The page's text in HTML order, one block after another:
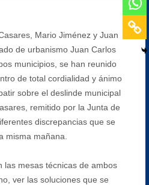
Mario Jiménez y Juan
de urbanismo Juan Carlos
municipios, se han reunido
de total cordialidad y ánimo
sobre el deslinde municipal
remitido por la Junta de
discrepancias que se
misma mañana.
las mesas técnicas de ambos
ver las soluciones que se